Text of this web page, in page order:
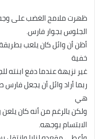
ظهرت ملامح الغضب على
الجلوس بجوار فارس.
أظن أن وائل كان يلعب
خفية
غير نزيهة عندما دفع ابنته
ربما أراد وائل أن يجعل
هي
ولكن بالرغم من أنه كان
الابتسام بوجهه.